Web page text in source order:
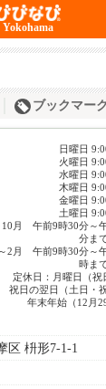
Yokohama
ブックマーク
日曜日
火曜日
水曜日
木曜日
金曜日
土曜日
10月 午前9時30分～
分まで
2月 午前9時30分～
時まで
定休日：月曜日（祝
祝日の翌日（土日・
年末年始（12月
区 枡形7-1-1